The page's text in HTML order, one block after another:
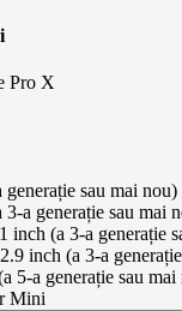
Pro X
sau mai nou)
a generație sau mai
inch (a 3-a generație
inch (a 3-a
5-a generație sau mai
Mini